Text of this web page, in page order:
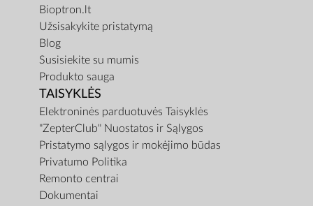
Bioptron.lt
Užsisakykite pristatymą
Blog
Susisiekite su mumis
Produkto sauga
TAISYKLĖS
Elektroninės parduotuvės Taisyklės
"ZepterClub" Nuostatos ir Sąlygos
Pristatymo sąlygos ir mokėjimo būdas
Privatumo Politika
Remonto centrai
Dokumentai